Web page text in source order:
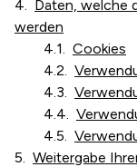
Daten, welche
werden
Cookies
Weitergabe